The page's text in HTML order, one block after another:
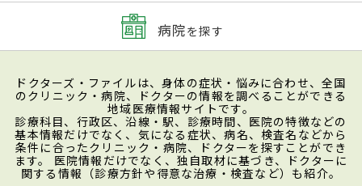
病院を探す
ドクターズ・ファイルは、身体の症状・悩みに合わせ、全国
のクリニック・病院、ドクターの情報を調べることができる
地域医療情報サイトです。
診療科目、行政区、沿線・駅、診療時間、医院の特徴などの
基本情報だけでなく、気になる症状、病名、検査名などから
条件に合ったクリニック・病院、ドクターを探すことができ
ます。 医院情報だけでなく、独自取材に基づき、ドクターに
関する情報（診療方針や得意な治療・検査など）も紹介。